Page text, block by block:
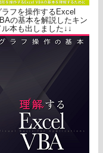
ラフを操作するExcel
の基本を解説したキン
ル本も出しました↓↓